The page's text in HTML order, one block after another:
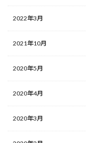
2022年3月
2021年10月
2020年5月
2020年4月
2020年3月